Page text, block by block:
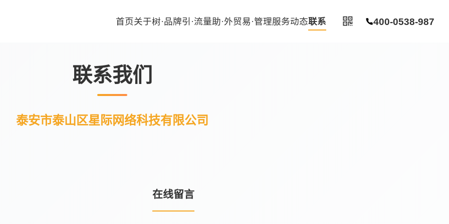
首页关于树·品牌引·流量助·外贸易·管理服务动态联系 400-0538-987
联系我们
泰安市泰山区星际网络科技有限公司
在线留言